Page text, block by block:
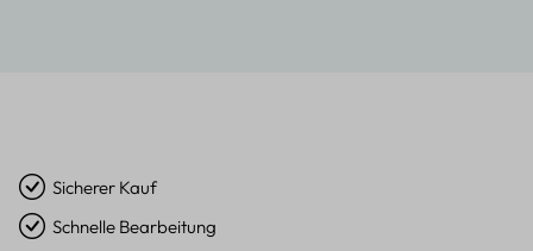
Sicherer Kauf
Schnelle Bearbeitung